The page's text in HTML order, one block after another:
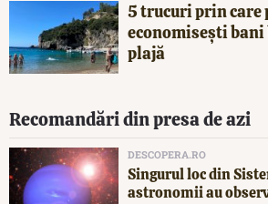
5 trucuri prin care
economisești
plajă
Recomandări din presa de azi
DESCOPERA.RO
Singurul loc din
astronomii au